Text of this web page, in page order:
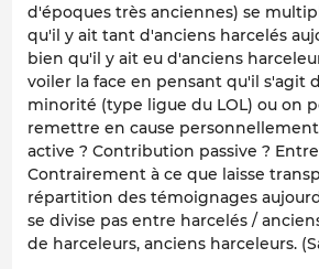
d'époques très anciennes) se
qu'il y ait tant d'anciens harcelés
bien qu'il y ait eu d'anciens
voiler la face en pensant qu'il s'agit
minorité (type ligue du LOL) ou on
remettre en cause
active ? Contribution passive ?
Contrairement à ce que laisse
répartition des témoignages
se divise pas entre harcelés /
de harceleurs, anciens harceleurs.